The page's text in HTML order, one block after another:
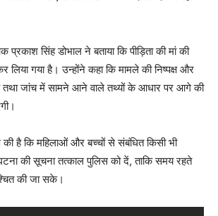
प्रकाश सिंह डोभाल ने बताया कि पीड़िता की मां की
लिया गया है। उन्होंने कहा कि मामले की निष्पक्ष और
तथा जांच में सामने आने वाले तथ्यों के आधार पर आगे की
है कि महिलाओं और बच्चों से संबंधित किसी भी
की सूचना तत्काल पुलिस को दें, ताकि समय रहते
की जा सके।